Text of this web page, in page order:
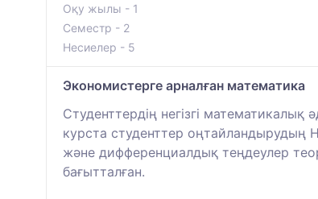
Оқу жылы - 1
Семестр - 2
Несиелер - 5
Экономистерге арналған математика
Студенттердің негізгі
курста студенттер оңтайландырудың
және дифференциалдық теңдеулер
бағытталған.